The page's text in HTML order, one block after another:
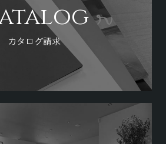
カタログ請求